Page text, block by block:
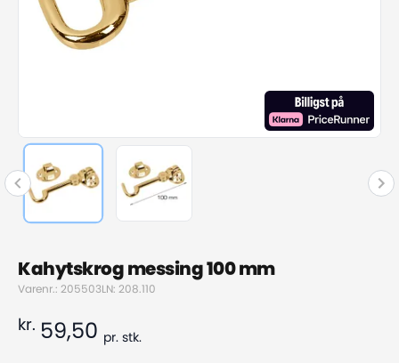
Kahytskrog messing 100 mm
Varenr.: 205503LN: 208.110
kr. 59,50 pr. stk.